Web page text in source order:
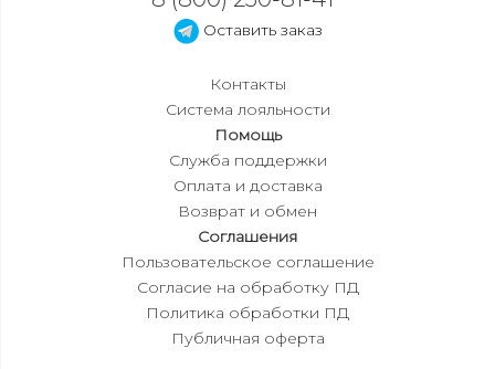
Оставить заказ
Контакты
Система лояльности
Помощь
Служба поддержки
Оплата и доставка
Возврат и обмен
Соглашения
Пользовательское соглашение
Согласие на обработку ПД
Политика обработки ПД
Публичная оферта